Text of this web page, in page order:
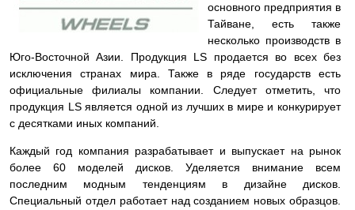
основного предприятия в
Тайване, есть также
несколько производств в
Юго-Восточной Азии. Продукция LS продается во всех без
исключения странах мира. Также в ряде государств есть
официальные филиалы компании. Следует отметить, что
продукция LS является одной из лучших в мире и конкурирует
с десятками иных компаний.
Каждый год компания разрабатывает и выпускает на рынок
более 60 моделей дисков. Уделяется внимание всем
последним модным тенденциям в дизайне дисков.
Специальный отдел работает над созданием новых образцов.